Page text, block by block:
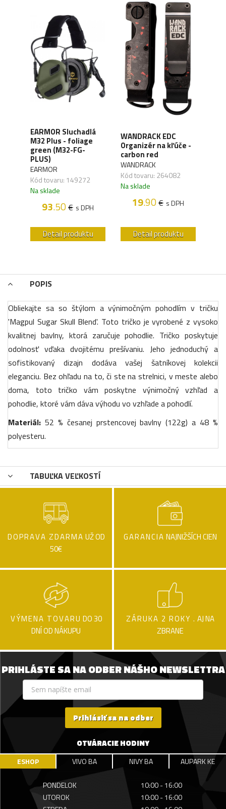
EARMOR Sluchadlá
M32 Plus - foliage
green (M32-FG-
PLUS)
EARMOR
Kód tovaru: 149272
Na sklade
93.50€ s DPH
Detail produktu
WANDRACK EDC
Organizér na kľúče -
carbon red
WANDRACK
Kód tovaru: 264082
Na sklade
19.90€ s DPH
Detail produktu
POPIS
Obliekajte sa so štýlom a výnimočným pohodlím v tričku
'Magpul Sugar Skull Blend'. Toto tričko je vyrobené z vysoko
kvalitnej bavlny, ktorá zaručuje pohodlie. Tričko poskytuje
odolnosť vďaka dvojitému prešívaniu. Jeho jednoduchý a
sofistikovaný dizajn dodáva vašej šatníkovej kolekcii
eleganciu. Bez ohľadu na to, či ste na strelnici, v meste alebo
doma, toto tričko vám poskytne výnimočný vzhľad a
pohodlie, ktoré vám dáva výhodu vo vzhľade a pohodlí.
Materiál: 52 % česanej prstencovej bavlny (122g) a 48 %
polyesteru.
TABUĽKA VEĽKOSTÍ
DOPRAVA ZDARMA UŽ OD
50€
GARANCIA NAJNIŽŠÍCH CIEN
VÝMENA TOVARU DO 30
DNÍ OD NÁKUPU
ZÁRUKA 2 ROKY . AJ NA
ZBRANE
PRIHLÁSTE SA NA ODBER NÁŠHO NEWSLETTRA
Prihlásiť sa na odber
OTVÁRACIE HODINY
ESHOP VIVO BA NIVY BA AUPARK KE
PONDELOK
10:00 - 16:00
UTOROK
10:00 - 16:00